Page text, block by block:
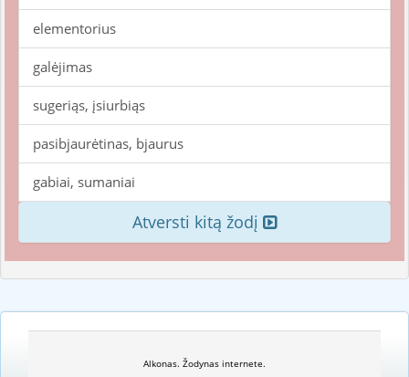
elementorius
galėjimas
sugeriąs, įsiurbiąs
pasibjaurėtinas, bjaurus
gabiai, sumaniai
Atversti kitą žodį
Alkonas. Žodynas internete.